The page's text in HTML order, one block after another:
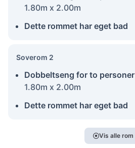
1.80m x 2.00m
Dette rommet har eget bad
Soverom 2
Dobbeltseng for to personer
1.80m x 2.00m
Dette rommet har eget bad
Vis alle rom